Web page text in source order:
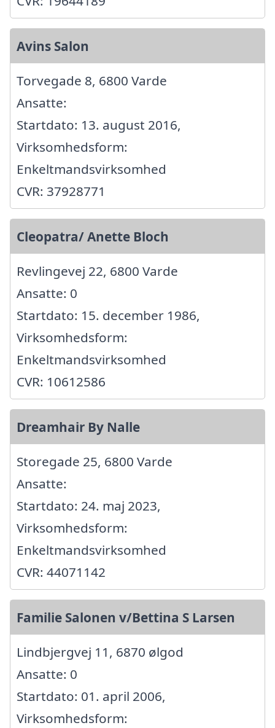
Avins Salon
Torvegade 8, 6800 Varde
Ansatte:
Startdato: 13. august 2016,
Virksomhedsform:
Enkeltmandsvirksomhed
CVR: 37928771
Cleopatra/ Anette Bloch
Revlingevej 22, 6800 Varde
Ansatte: 0
Startdato: 15. december 1986,
Virksomhedsform:
Enkeltmandsvirksomhed
CVR: 10612586
Dreamhair By Nalle
Storegade 25, 6800 Varde
Ansatte:
Startdato: 24. maj 2023,
Virksomhedsform:
Enkeltmandsvirksomhed
CVR: 44071142
Familie Salonen v/Bettina S Larsen
Lindbjergvej 11, 6870 ølgod
Ansatte: 0
Startdato: 01. april 2006,
Virksomhedsform: